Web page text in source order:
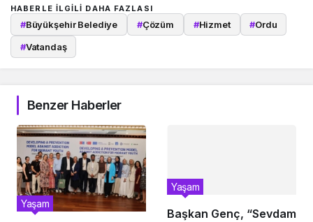
HABERLE ILGILI DAHA FAZLASI
#Büyükşehir Belediye #Çözüm #Hizmet #Ordu
#Vatandaş
Benzer Haberler
Yaşam
Başkan Genç, “Sevdam
Yaşam